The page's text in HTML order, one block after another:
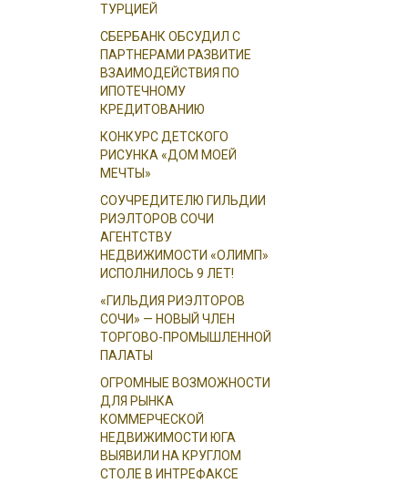
ТУРЦИЕЙ
СБЕРБАНК ОБСУДИЛ С
ПАРТНЕРАМИ РАЗВИТИЕ
ВЗАИМОДЕЙСТВИЯ ПО
ИПОТЕЧНОМУ
КРЕДИТОВАНИЮ
КОНКУРС ДЕТСКОГО
РИСУНКА «ДОМ МОЕЙ
МЕЧТЫ»
СОУЧРЕДИТЕЛЮ ГИЛЬДИИ
РИЭЛТОРОВ СОЧИ
АГЕНТСТВУ
НЕДВИЖИМОСТИ «ОЛИМП»
ИСПОЛНИЛОСЬ 9 ЛЕТ!
«ГИЛЬДИЯ РИЭЛТОРОВ
СОЧИ» — НОВЫЙ ЧЛЕН
ТОРГОВО-ПРОМЫШЛЕННОЙ
ПАЛАТЫ
ОГРОМНЫЕ ВОЗМОЖНОСТИ
ДЛЯ РЫНКА
КОММЕРЧЕСКОЙ
НЕДВИЖИМОСТИ ЮГА
ВЫЯВИЛИ НА КРУГЛОМ
СТОЛЕ В ИНТРЕФАКСЕ